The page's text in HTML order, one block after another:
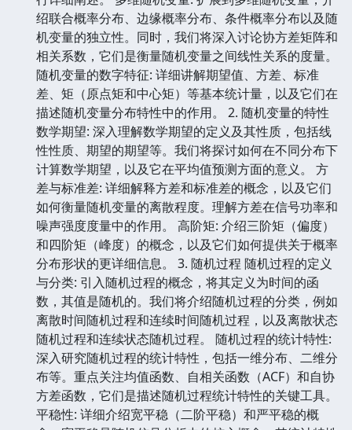
绍联合概率分布、边缘概率分布、条件概率分布以及随
机变量的独立性。同时，我们将深入讨论协方差矩阵和
相关系数，它们是衡量随机变量之间线性关系的度量。
随机变量的数字特征: 详细讲解期望值、方差、标准
差、矩（原点矩和中心矩）等基本统计量，以及它们在
描述随机变量分布特性中的作用。 2. 随机变量的特性
数学期望: 深入理解数学期望的定义及其性质，包括线
性性质、期望的期望等。我们将探讨如何在不同分布下
计算数学期望，以及它在平均值预测方面的意义。 方
差与标准差: 详细解释方差和标准差的概念，以及它们
如何衡量随机变量的离散程度。理解方差在信号功率和
噪声强度度量中的作用。 高阶矩: 介绍三阶矩（偏度）
和四阶矩（峰度）的概念，以及它们如何提供关于概率
分布形状的更详细信息。 3. 随机过程 随机过程的定义
与分类: 引入随机过程的概念，将其定义为时间的函
数，其值是随机的。我们将介绍随机过程的分类，例如
离散时间随机过程和连续时间随机过程，以及离散状态
随机过程和连续状态随机过程。 随机过程的统计特性:
深入研究随机过程的统计特性，包括一维分布、二维分
布等。重点关注均值函数、自相关函数（ACF）和自协
方差函数，它们是描述随机过程统计特性的关键工具。
平稳性: 详细介绍宽平稳（二阶平稳）和严平稳的概